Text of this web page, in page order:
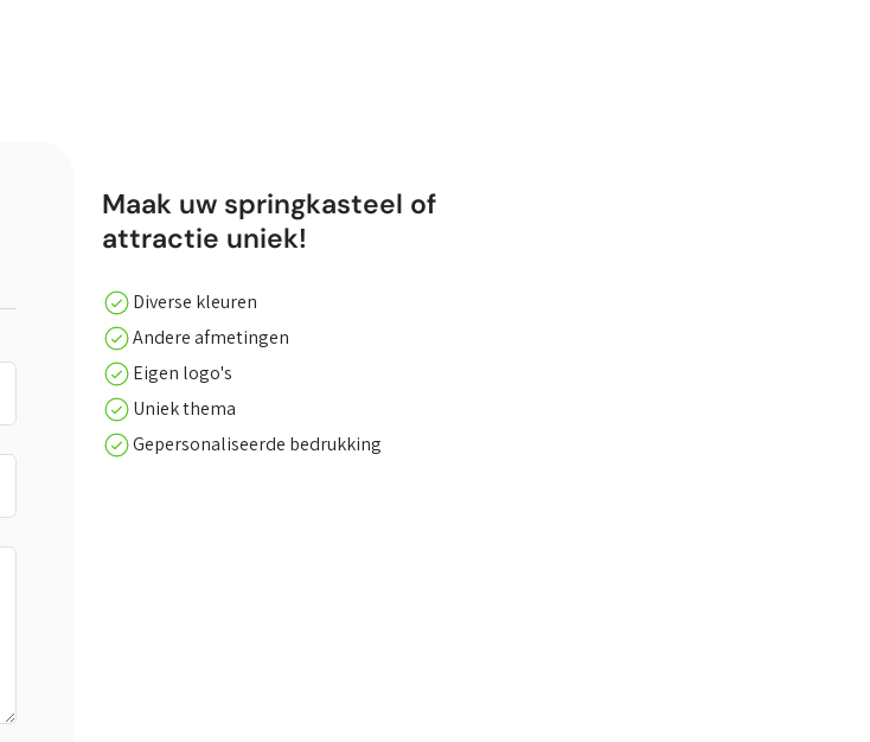
Maak uw springkasteel of
attractie uniek!
Diverse kleuren
Andere afmetingen
Eigen logo's
Uniek thema
Gepersonaliseerde bedrukking